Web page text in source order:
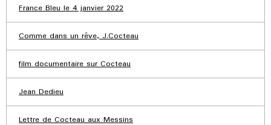
France Bleu le 4 janvier 2022
Comme dans un rêve, J.Cocteau
film documentaire sur Cocteau
Jean Dedieu
Lettre de Cocteau aux Messins